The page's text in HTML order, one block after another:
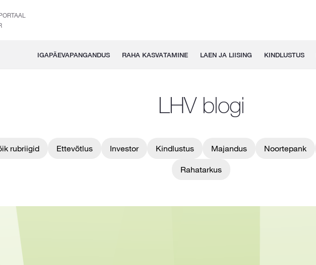
IGAPÄEVAPANGANDUS RAHA KASVATAMINE LAEN JA LIISING KINDLUSTUS
LHV blogi
rubriigid Ettevõtlus Investor Kindlustus Majandus Noortepank
Rahatarkus